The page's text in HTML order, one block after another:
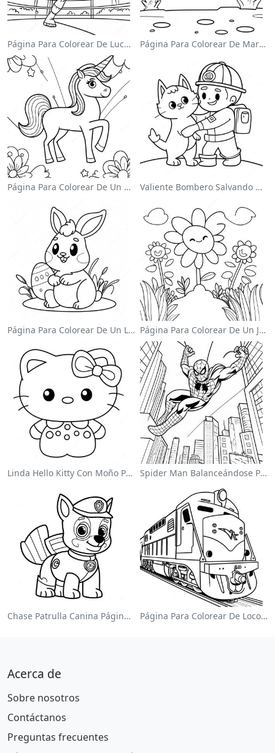
Página Para Colorear De Luchador De Wwe Saltando Sobre Oponente Página Para Colorear De Mario Saltando Sobre Goombas
Página Para Colorear De Un Unicornio Mágico En Un Arcoíris Valiente Bombero Salvando Un Gato Para Colorear
Página Para Colorear De Un Lindo Conejo De Pascua Página Para Colorear De Un Jardín De Flores Coloridas
Linda Hello Kitty Con Moño Para Colorear Spider Man Balanceándose Por La Ciudad Para Colorear
Chase Patrulla Canina Página Para Colorear Página Para Colorear De Locomotora Colorida
Acerca de
Sobre nosotros
Contáctanos
Preguntas frecuentes